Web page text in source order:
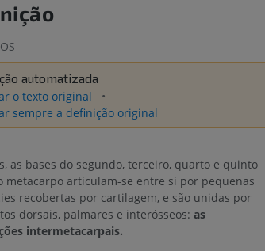
automatizada
o texto original
sempre a definição original
as bases do segundo, terceiro, quarto e quinto
metacarpo articulam-se entre si por pequenas
recobertas por cartilagem, e são unidas por
dorsais, palmares e interósseos:as
intermetacarpais.